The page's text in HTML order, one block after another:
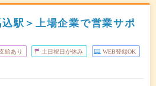
駅＞上場企業で営業サポ
給あり 土日祝日が休み WEB登録OK